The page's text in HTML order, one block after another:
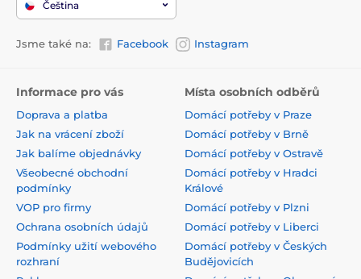
Čeština
Jsme také na: Facebook Instagram
Informace pro vás
Doprava a platba
Jak na vrácení zboží
Jak balíme objednávky
Všeobecné obchodní
podmínky
VOP pro firmy
Ochrana osobních údajů
Podmínky užití webového
rozhraní
Místa osobních odběrů
Domácí potřeby v Praze
Domácí potřeby v Brně
Domácí potřeby v Ostravě
Domácí potřeby v Hradci
Králové
Domácí potřeby v Plzni
Domácí potřeby v Liberci
Domácí potřeby v Českých
Budějovicích